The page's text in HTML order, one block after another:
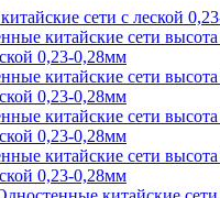
сети с леской
китайские сети
0,23-0,28мм
китайские сети
0,23-0,28мм
китайские сети
0,23-0,28мм
китайские сети
0,23-0,28мм